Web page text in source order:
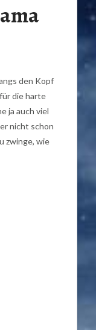
den Kopf
die harte
ja auch viel
nicht schon
zwinge, wie